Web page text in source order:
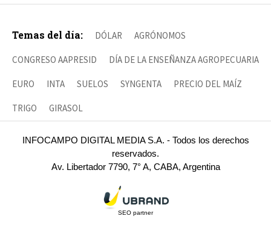
Temas del día: DÓLAR AGRÓNOMOS
CONGRESO AAPRESID DÍA DE LA ENSEÑANZA AGROPECUARIA
EURO INTA SUELOS SYNGENTA PRECIO DEL MAÍZ
TRIGO GIRASOL
INFOCAMPO DIGITAL MEDIA S.A. - Todos los derechos
reservados.
Av. Libertador 7790, 7° A, CABA, Argentina
SEO partner